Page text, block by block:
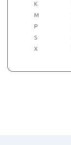
K
M
P
S
X